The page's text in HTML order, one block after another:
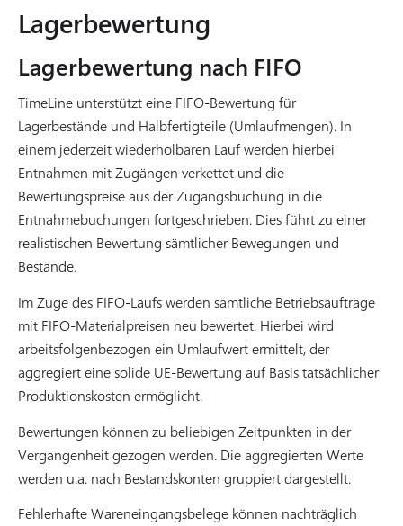
Lagerbewertung
Lagerbewertung nach FIFO
TimeLine unterstützt eine FIFO-Bewertung für
Lagerbestände und Halbfertigteile (Umlaufmengen). In
einem jederzeit wiederholbaren Lauf werden hierbei
Entnahmen mit Zugängen verkettet und die
Bewertungspreise aus der Zugangsbuchung in die
Entnahmebuchungen fortgeschrieben. Dies führt zu einer
realistischen Bewertung sämtlicher Bewegungen und
Bestände.
Im Zuge des FIFO-Laufs werden sämtliche Betriebsaufträge
mit FIFO-Materialpreisen neu bewertet. Hierbei wird
arbeitsfolgenbezogen ein Umlaufwert ermittelt, der
aggregiert eine solide UE-Bewertung auf Basis tatsächlicher
Produktionskosten ermöglicht.
Bewertungen können zu beliebigen Zeitpunkten in der
Vergangenheit gezogen werden. Die aggregierten Werte
werden u.a. nach Bestandskonten gruppiert dargestellt.
Fehlerhafte Wareneingangsbelege können nachträglich